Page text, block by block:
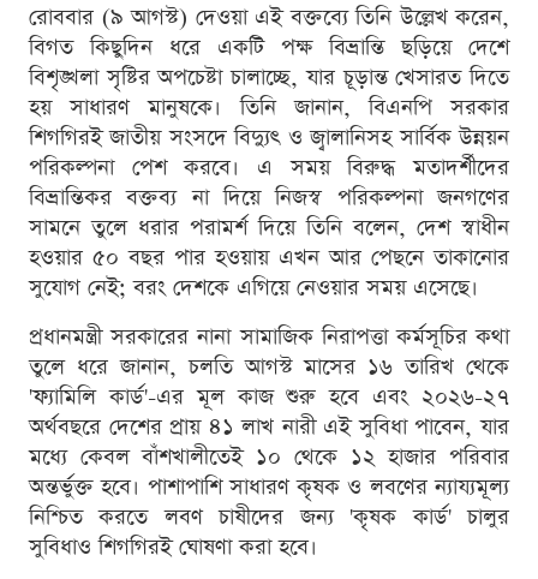
রোববার (৯ আগস্ট) দেওয়া এই বক্তব্যে তিনি উল্লেখ করেন,
বিগত কিছুদিন ধরে একটি পক্ষ বিভ্রান্তি ছড়িয়ে দেশে
বিশৃঙ্খলা সৃষ্টির অপচেষ্টা চালাচ্ছে, যার চূড়ান্ত খেসারত দিতে
হয় সাধারণ মানুষকে। তিনি জানান, বিএনপি সরকার
শিগগিরই জাতীয় সংসদে বিদ্যুৎ ও জ্বালানিসহ সার্বিক উন্নয়ন
পরিকল্পনা পেশ করবে। এ সময় বিরুদ্ধ মতাদর্শীদের
বিভ্রান্তিকর বক্তব্য না দিয়ে নিজস্ব পরিকল্পনা জনগণের
সামনে তুলে ধরার পরামর্শ দিয়ে তিনি বলেন, দেশ স্বাধীন
হওয়ার ৫০ বছর পার হওয়ায় এখন আর পেছনে তাকানোর
সুযোগ নেই; বরং দেশকে এগিয়ে নেওয়ার সময় এসেছে।
প্রধানমন্ত্রী সরকারের নানা সামাজিক নিরাপত্তা কর্মসূচির কথা
তুলে ধরে জানান, চলতি আগস্ট মাসের ১৬ তারিখ থেকে
'ফ্যামিলি কার্ড'-এর মূল কাজ শুরু হবে এবং ২০২৬-২৭
অর্থবছরে দেশের প্রায় ৪১ লাখ নারী এই সুবিধা পাবেন, যার
মধ্যে কেবল বাঁশখালীতেই ১০ থেকে ১২ হাজার পরিবার
অন্তর্ভুক্ত হবে। পাশাপাশি সাধারণ কৃষক ও লবণের ন্যায্যমূল্য
নিশ্চিত করতে লবণ চাষীদের জন্য 'কৃষক কার্ড' চালুর
সুবিধাও শিগগিরই ঘোষণা করা হবে।